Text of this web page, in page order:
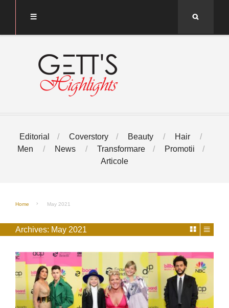
Editorial Coverstory Beauty
Hair
Men
News Transformare
Promotii
Articole
Home May 2021
Archives: May 2021